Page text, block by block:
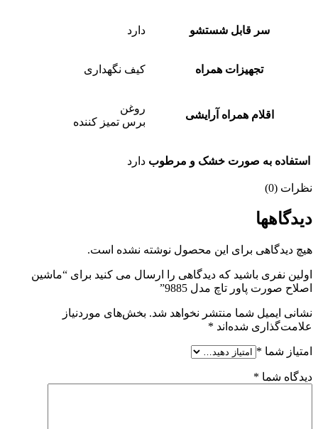
سر قابل شستشو دارد
تجهیزات همراه کیف نگهداری
اقلام همراه آرایشی
روغن
برس تمیز کننده
استفاده به صورت خشک و مرطوب دارد
نظرات (0)
دیدگاهها
هیچ دیدگاهی برای این محصول نوشته نشده است.
اولین نفری باشید که دیدگاهی را ارسال می کنید برای “ماشین
اصلاح صورت پاور تاچ مدل 9885”
نشانی ایمیل شما منتشر نخواهد شد. بخش‌های موردنیاز
علامت‌گذاری شده‌اند *
امتیاز شما *
دیدگاه شما *